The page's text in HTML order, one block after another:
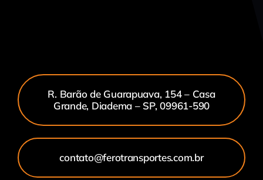
R. Barão de Guarapuava, 154 – Casa
Grande, Diadema – SP, 09961-590
contato@ferotransportes.com.br